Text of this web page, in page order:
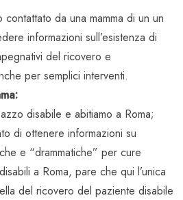
da una mamma di un un
informazioni sull’esistenza di
del ricovero e
per semplici interventi.
disabile e abitiamo a Roma;
di ottenere informazioni su
e “drammatiche” per cure
a Roma, pare che qui l’unica
del ricovero del paziente disabile